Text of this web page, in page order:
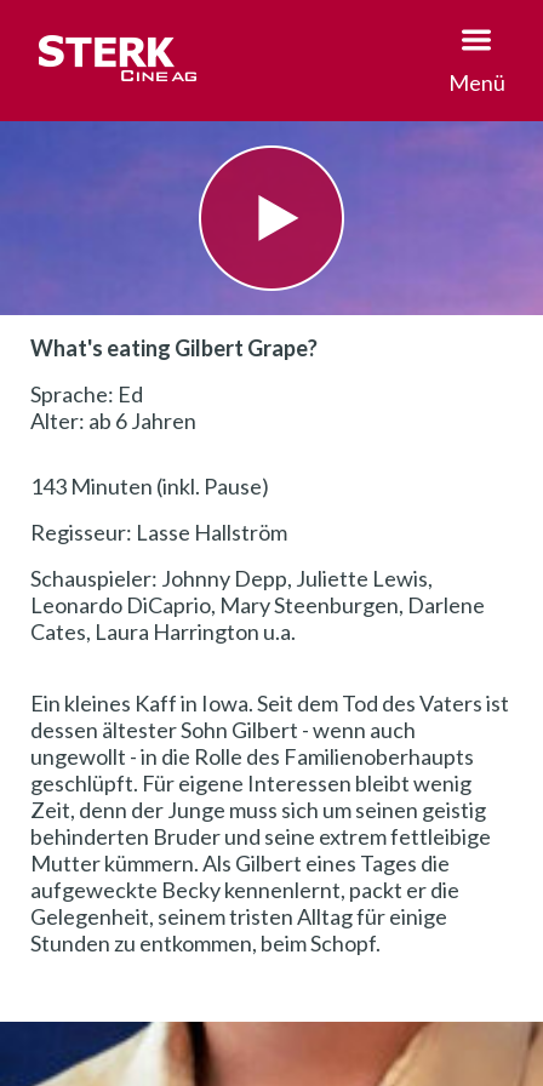
Menü
What's eating Gilbert Grape?
Sprache: Ed
Alter: ab 6 Jahren
143 Minuten (inkl. Pause)
Regisseur: Lasse Hallström
Schauspieler: Johnny Depp, Juliette Lewis,
Leonardo DiCaprio, Mary Steenburgen, Darlene
Cates, Laura Harrington u.a.
Ein kleines Kaff in Iowa. Seit dem Tod des Vaters ist
dessen ältester Sohn Gilbert - wenn auch
ungewollt - in die Rolle des Familienoberhaupts
geschlüpft. Für eigene Interessen bleibt wenig
Zeit, denn der Junge muss sich um seinen geistig
behinderten Bruder und seine extrem fettleibige
Mutter kümmern. Als Gilbert eines Tages die
aufgeweckte Becky kennenlernt, packt er die
Gelegenheit, seinem tristen Alltag für einige
Stunden zu entkommen, beim Schopf.